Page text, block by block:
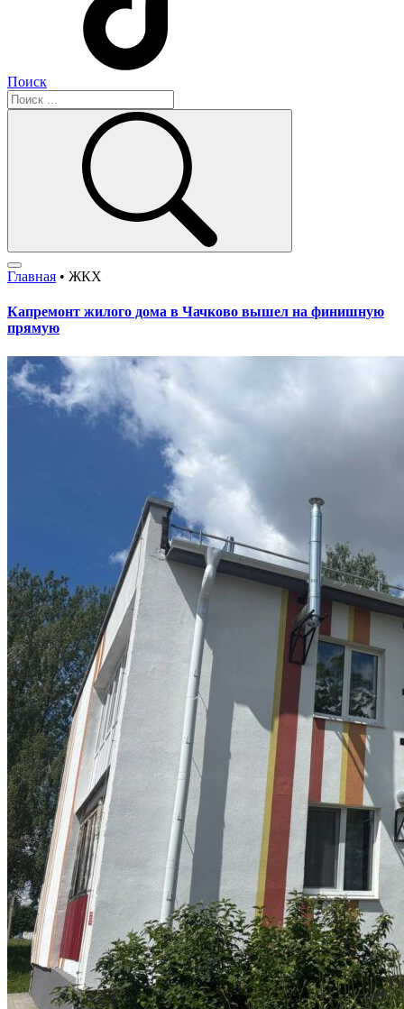
Поиск
Главная • ЖКХ
Капремонт жилого дома в Чачково вышел на финишную
прямую